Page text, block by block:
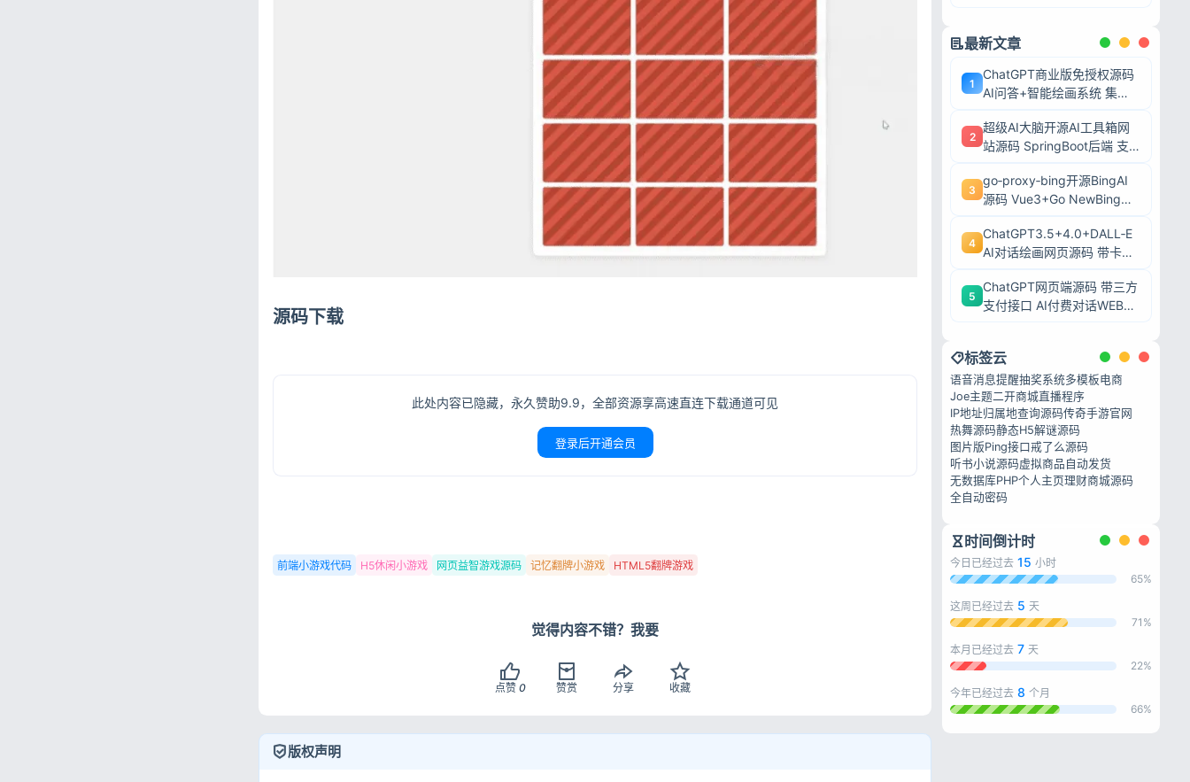
源码下载
此处内容已隐藏，永久赞助9.9，全部资源享高速直连下载通道可见
登录后开通会员
前端小游戏代码 H5休闲小游戏 网页益智游戏源码 记忆翻牌小游戏 HTML5翻牌游戏
觉得内容不错？我要
点赞 0 赞赏 分享 收藏
版权声明
最新文章
1
ChatGPT商业版免授权源码
AI问答+智能绘画系统 集成
2
超级AI大脑开源AI工具箱网
站源码 SpringBoot后端 支
3
go‑proxy‑bing开源BingAI
源码 Vue3+Go NewBing网
4
ChatGPT3.5+4.0+DALL‑E
AI对话绘画网页源码 带卡密
5
ChatGPT网页端源码 带三方
支付接口 AI付费对话WEB系
标签云
语音消息提醒抽奖系统多模板电商
Joe主题二开商城直播程序
IP地址归属地查询源码传奇手游官网
热舞源码静态H5解谜源码
图片版Ping接口戒了么源码
听书小说源码虚拟商品自动发货
无数据库PHP个人主页理财商城源码
全自动密码
时间倒计时
今日已经过去 15 小时
65%
这周已经过去 5 天
71%
本月已经过去 7 天
22%
今年已经过去 8 个月
66%
登录
登录